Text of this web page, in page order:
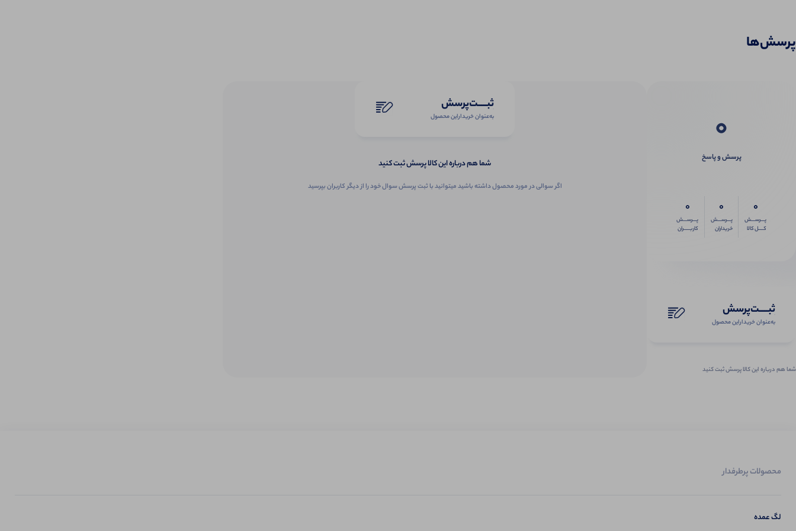
پرسش‌ها
0
پرسش و پاسخ
0
پـــرســـش
کــــل کالا
0
پـــرســـش
خریداران
0
پـــرســـش
کاربـــــران
ثبـــــت‌پرسش
به‌عنوان ‌خریدار‌این‌ محصول
شما هم درباره این کالا پرسش ثبت کنید
ثبـــــت‌پرسش
به‌عنوان ‌خریدار‌این‌ محصول
شما هم درباره این کالا پرسش ثبت کنید
اگر سوالی در مورد محصول داشته باشید میتوانید با ثبت پرسش سوال خود را از دیگر کاربران بپرسید
محصولات پرطرفدار
لگ عمده